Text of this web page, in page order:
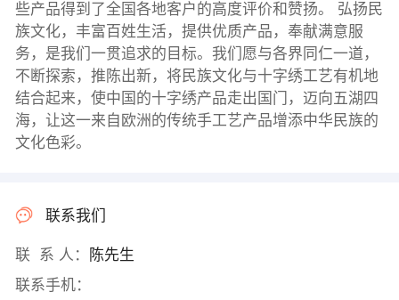
些产品得到了全国各地客户的高度评价和赞扬。 弘扬民
族文化，丰富百姓生活，提供优质产品，奉献满意服
务，是我们一贯追求的目标。我们愿与各界同仁一道，
不断探索，推陈出新，将民族文化与十字绣工艺有机地
结合起来，使中国的十字绣产品走出国门，迈向五湖四
海，让这一来自欧洲的传统手工艺产品增添中华民族的
文化色彩。
联系我们
联 系 人：
陈先生
联系手机：